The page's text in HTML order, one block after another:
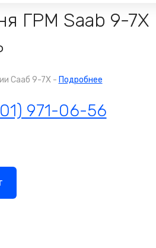
ГРМ Saab 9-7X
Сааб 9-7X - Подробнее
971-06-56